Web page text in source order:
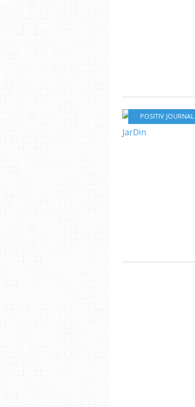
POSITIV JOURNAL